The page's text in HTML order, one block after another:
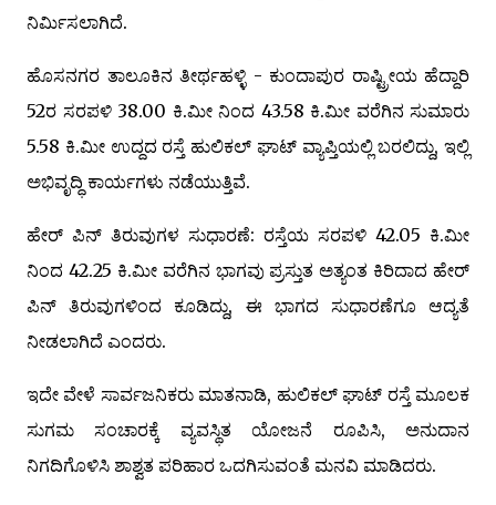
ನಿರ್ಮಿಸಲಾಗಿದೆ.
ಹೊಸನಗರ ತಾಲೂಕಿನ ತೀರ್ಥಹಳ್ಳಿ - ಕುಂದಾಪುರ ರಾಷ್ಟ್ರೀಯ ಹೆದ್ದಾರಿ
52ರ ಸರಪಳಿ 38.00 ಕಿ.ಮೀ ನಿಂದ 43.58 ಕಿ.ಮೀ ವರೆಗಿನ ಸುಮಾರು
5.58 ಕಿ.ಮೀ ಉದ್ದದ ರಸ್ತೆ ಹುಲಿಕಲ್ ಘಾಟ್ ವ್ಯಾಪ್ತಿಯಲ್ಲಿ ಬರಲಿದ್ದು, ಇಲ್ಲಿ
ಅಭಿವೃದ್ಧಿ ಕಾರ್ಯಗಳು ನಡೆಯುತ್ತಿವೆ.
ಹೇರ್ ಪಿನ್ ತಿರುವುಗಳ ಸುಧಾರಣೆ: ರಸ್ತೆಯ ಸರಪಳಿ 42.05 ಕಿ.ಮೀ
ನಿಂದ 42.25 ಕಿ.ಮೀ ವರೆಗಿನ ಭಾಗವು ಪ್ರಸ್ತುತ ಅತ್ಯಂತ ಕಿರಿದಾದ ಹೇರ್
ಪಿನ್ ತಿರುವುಗಳಿಂದ ಕೂಡಿದ್ದು, ಈ ಭಾಗದ ಸುಧಾರಣೆಗೂ ಆದ್ಯತೆ
ನೀಡಲಾಗಿದೆ ಎಂದರು.
ಇದೇ ವೇಳೆ ಸಾರ್ವಜನಿಕರು ಮಾತನಾಡಿ, ಹುಲಿಕಲ್ ಘಾಟ್ ರಸ್ತೆ ಮೂಲಕ
ಸುಗಮ ಸಂಚಾರಕ್ಕೆ ವ್ಯವಸ್ಥಿತ ಯೋಜನೆ ರೂಪಿಸಿ, ಅನುದಾನ
ನಿಗದಿಗೊಳಿಸಿ ಶಾಶ್ವತ ಪರಿಹಾರ ಒದಗಿಸುವಂತೆ ಮನವಿ ಮಾಡಿದರು.